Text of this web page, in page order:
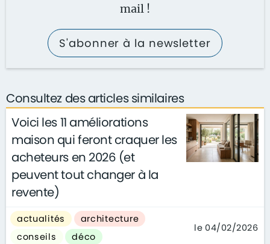
mail !
S'abonner à la newsletter
Consultez des articles similaires
Voici les 11 améliorations
maison qui feront craquer les
acheteurs en 2026 (et
peuvent tout changer à la
revente)
actualités
architecture
conseils
déco
le 04/02/2026